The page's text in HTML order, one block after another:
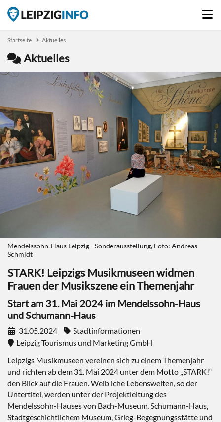
Startseite Aktuelles
Aktuelles
Mendelssohn-Haus Leipzig - Sonderausstellung, Foto: Andreas
Schmidt
STARK! Leipzigs Musikmuseen widmen
Frauen der Musikszene ein Themenjahr
Start am 31. Mai 2024 im Mendelssohn-Haus
und Schumann-Haus
31.05.2024
Stadtinformationen
Leipzig Tourismus und Marketing GmbH
Leipzigs Musikmuseen vereinen sich zu einem Themenjahr
und richten ab dem 31. Mai 2024 unter dem Motto „STARK!“
den Blick auf die Frauen. Weibliche Lebenswelten, so der
Untertitel, werden unter der Projektleitung des
Mendelssohn-Hauses von Bach-Museum, Schumann-Haus,
Stadtgeschichtlichem Museum, Grieg-Begegnungsstätte und